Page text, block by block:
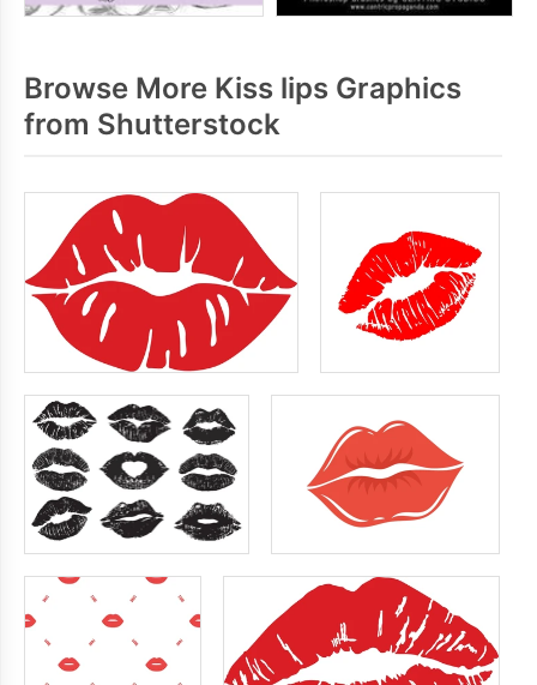
Browse More Kiss lips Graphics
from Shutterstock